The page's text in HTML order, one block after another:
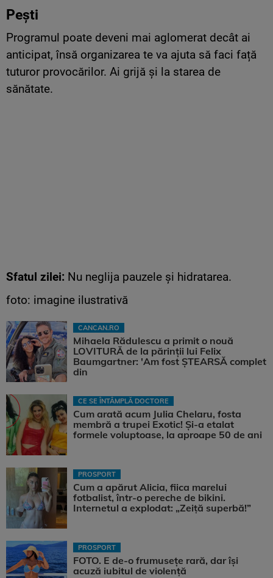
Pești
Programul poate deveni mai aglomerat decât ai
anticipat, însă organizarea te va ajuta să faci față
tuturor provocărilor. Ai grijă și la starea de
sănătate.
Sfatul zilei: Nu neglija pauzele și hidratarea.
foto: imagine ilustrativă
CANCAN.RO
Mihaela Rădulescu a primit o nouă
LOVITURĂ de la părinții lui Felix
Baumgartner: 'Am fost ȘTEARSĂ complet
din
CE SE ÎNTÂMPLĂ DOCTORE
Cum arată acum Julia Chelaru, fosta
membră a trupei Exotic! Și-a etalat
formele voluptoase, la aproape 50 de ani
PROSPORT
Cum a apărut Alicia, fiica marelui
fotbalist, într-o pereche de bikini.
Internetul a explodat: „Zeiță superbă!”
PROSPORT
FOTO. E de-o frumusețe rară, dar își
acuză iubitul de violență